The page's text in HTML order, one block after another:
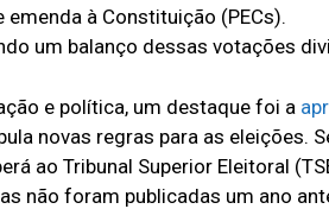
à Constituição (PECs).
um balanço dessas votações
e política, um destaque foi a
novas regras para as eleições.
ao Tribunal Superior Eleitoral
não foram publicadas um ano